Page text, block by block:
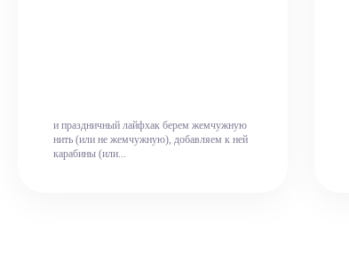
и праздничный лайфхак берем жемчужную
нить (или не жемчужную), добавляем к ней
карабины (или...